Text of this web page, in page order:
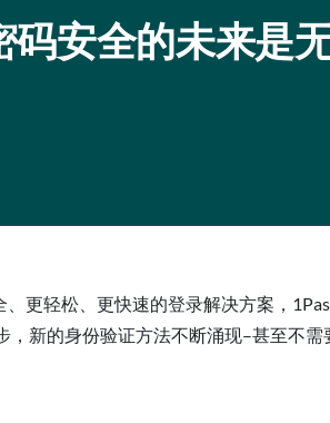
安全的未来是
更轻松、更快速的登录解决方案，
，新的身份验证方法不断涌现–甚至不需